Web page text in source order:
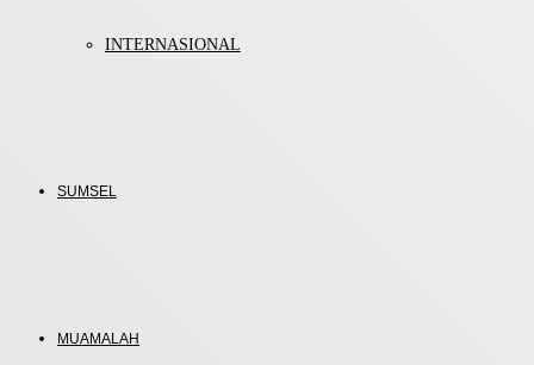
INTERNASIONAL
SUMSEL
MUAMALAH